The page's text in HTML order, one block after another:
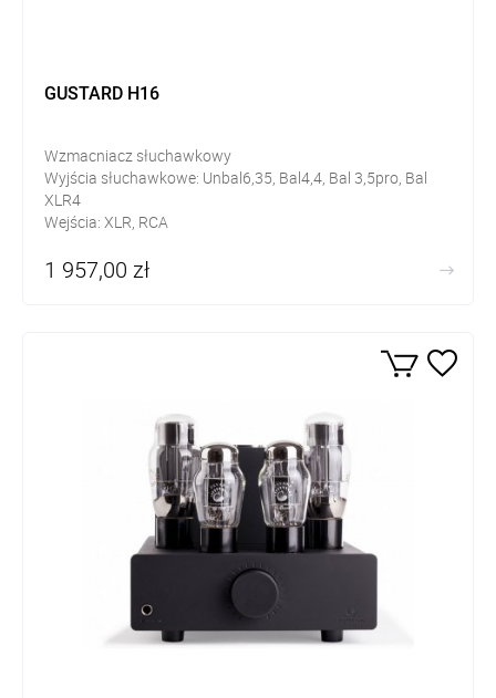
GUSTARD H16
Wzmacniacz słuchawkowy
Wyjścia słuchawkowe: Unbal6,35, Bal4,4, Bal 3,5pro, Bal
XLR4
Wejścia: XLR, RCA
1 957,00 zł